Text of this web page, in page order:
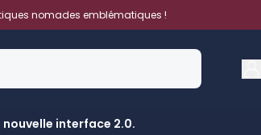
nomades emblématiques !
interface 2.0.